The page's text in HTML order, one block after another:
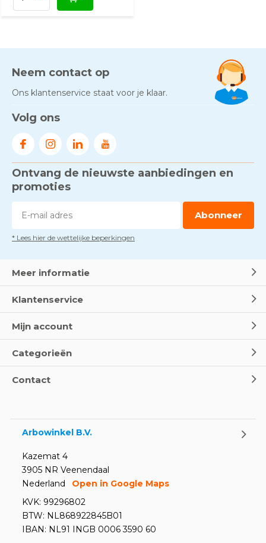
Neem contact op
Ons klantenservice staat voor je klaar.
Volg ons
Ontvang de nieuwste aanbiedingen en
promoties
Abonneer
* Lees hier de wettelijke beperkingen
Meer informatie
Klantenservice
Mijn account
Categorieën
Contact
Arbowinkel B.V.
Kazemat 4
3905 NR Veenendaal
Nederland
Open in Google Maps
KVK: 99296802
BTW: NL868922845B01
IBAN: NL91 INGB 0006 3590 60